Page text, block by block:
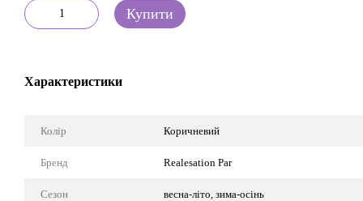
Купити
Характеристики
Колір Коричневий
Бренд Realesation Par
Сезон весна-літо, зима-осінь